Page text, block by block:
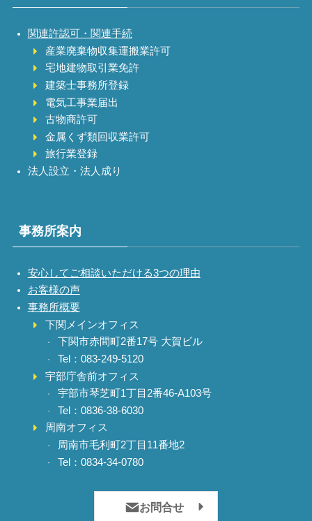
関連許認可・関連手続
産業廃棄物収集運搬業許可
宅地建物取引業免許
建築士事務所登録
電気工事業届出
古物商許可
金属くず類回収業許可
旅行業登録
法人設立・法人成り
事務所案内
安心してご相談いただける3つの理由
お客様の声
事務所概要
下関メインオフィス
下関市赤間町2番17号 大賀ビル
Tel：083-249-5120
宇部庁舎前オフィス
宇部市琴芝町1丁目2番46-A103号
Tel：0836-38-6030
周南オフィス
周南市毛利町2丁目11番地2
Tel：0834-34-0780
お問合せ